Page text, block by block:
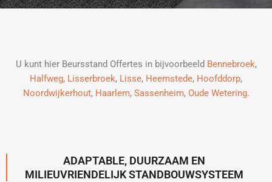
U kunt hier Beursstand Offertes in bijvoorbeeld Bennebroek,
Halfweg, Lisserbroek, Lisse, Heemstede, Hoofddorp,
Noordwijkerhout, Haarlem, Sassenheim, Oude Wetering.
ADAPTABLE, DUURZAAM EN
MILIEUVRIENDELIJK STANDBOUWSYSTEEM